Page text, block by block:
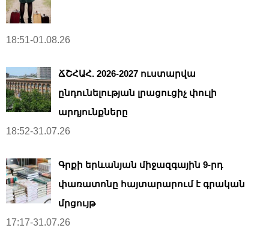
18:51-01.08.26
ՃՇՀԱՀ. 2026-2027 ուստարվա
ընդունելության լրացուցիչ փուլի
արդյունքները
18:52-31.07.26
Գրքի երևանյան միջազգային 9-րդ
փառատոնը հայտարարում է գրական
մրցույթ
17:17-31.07.26